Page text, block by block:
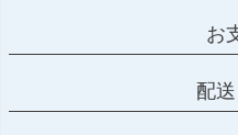
お
配